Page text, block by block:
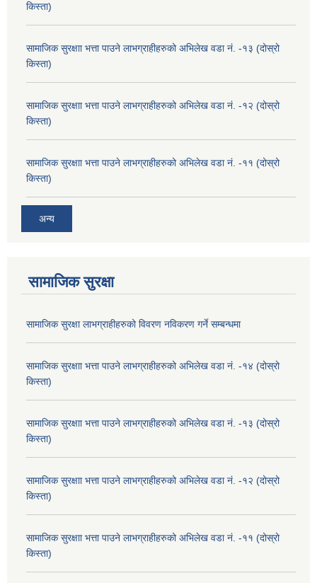
किस्ता)
सामाजिक सुरक्षाा भत्ता पाउने लाभग्राहीहरुको अभिलेख वडा नं. -१३ (दोस्रो
किस्ता)
सामाजिक सुरक्षाा भत्ता पाउने लाभग्राहीहरुको अभिलेख वडा नं. -१२ (दोस्रो
किस्ता)
सामाजिक सुरक्षाा भत्ता पाउने लाभग्राहीहरुको अभिलेख वडा नं. -११ (दोस्रो
किस्ता)
अन्य
सामाजिक सुरक्षा
सामाजिक सुरक्षा लाभग्राहीहरुको विवरण नविकरण गर्ने सम्बन्धमा
सामाजिक सुरक्षाा भत्ता पाउने लाभग्राहीहरुको अभिलेख वडा नं. -१४ (दोस्रो
किस्ता)
सामाजिक सुरक्षाा भत्ता पाउने लाभग्राहीहरुको अभिलेख वडा नं. -१३ (दोस्रो
किस्ता)
सामाजिक सुरक्षाा भत्ता पाउने लाभग्राहीहरुको अभिलेख वडा नं. -१२ (दोस्रो
किस्ता)
सामाजिक सुरक्षाा भत्ता पाउने लाभग्राहीहरुको अभिलेख वडा नं. -११ (दोस्रो
किस्ता)